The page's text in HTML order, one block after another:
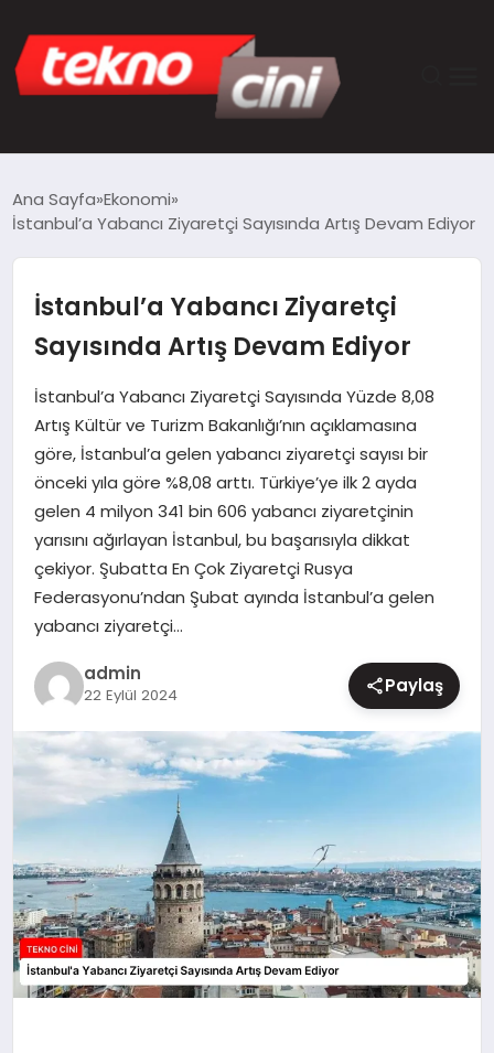
GÜNCEL
YAŞAM
SAĞLIK
DÜNYA
MAGAZIN
Ana Sayfa Ekonomi
İstanbul’a Yabancı Ziyaretçi Sayısında Artış Devam Ediyor
İstanbul’a Yabancı Ziyaretçi
Sayısında Artış Devam Ediyor
İstanbul’a Yabancı Ziyaretçi Sayısında Yüzde 8,08
Artış Kültür ve Turizm Bakanlığı’nın açıklamasına
göre, İstanbul’a gelen yabancı ziyaretçi sayısı bir
önceki yıla göre %8,08 arttı. Türkiye’ye ilk 2 ayda
gelen 4 milyon 341 bin 606 yabancı ziyaretçinin
yarısını ağırlayan İstanbul, bu başarısıyla dikkat
çekiyor. Şubatta En Çok Ziyaretçi Rusya
Federasyonu’ndan Şubat ayında İstanbul’a gelen
yabancı ziyaretçi…
admin
22 Eylül 2024 Paylaş